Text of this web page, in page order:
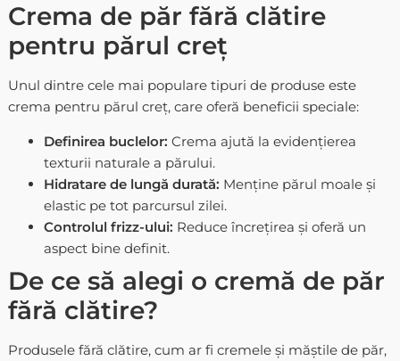
Crema de păr fără clătire
pentru părul creț
Unul dintre cele mai populare tipuri de produse este
crema pentru părul creț, care oferă beneficii speciale:
Definirea buclelor: Crema ajută la evidențierea
texturii naturale a părului.
Hidratare de lungă durată: Menține părul moale și
elastic pe tot parcursul zilei.
Controlul frizz-ului: Reduce încrețirea și oferă un
aspect bine definit.
De ce să alegi o cremă de păr
fără clătire?
Produsele fără clătire, cum ar fi cremele și măștile de păr,